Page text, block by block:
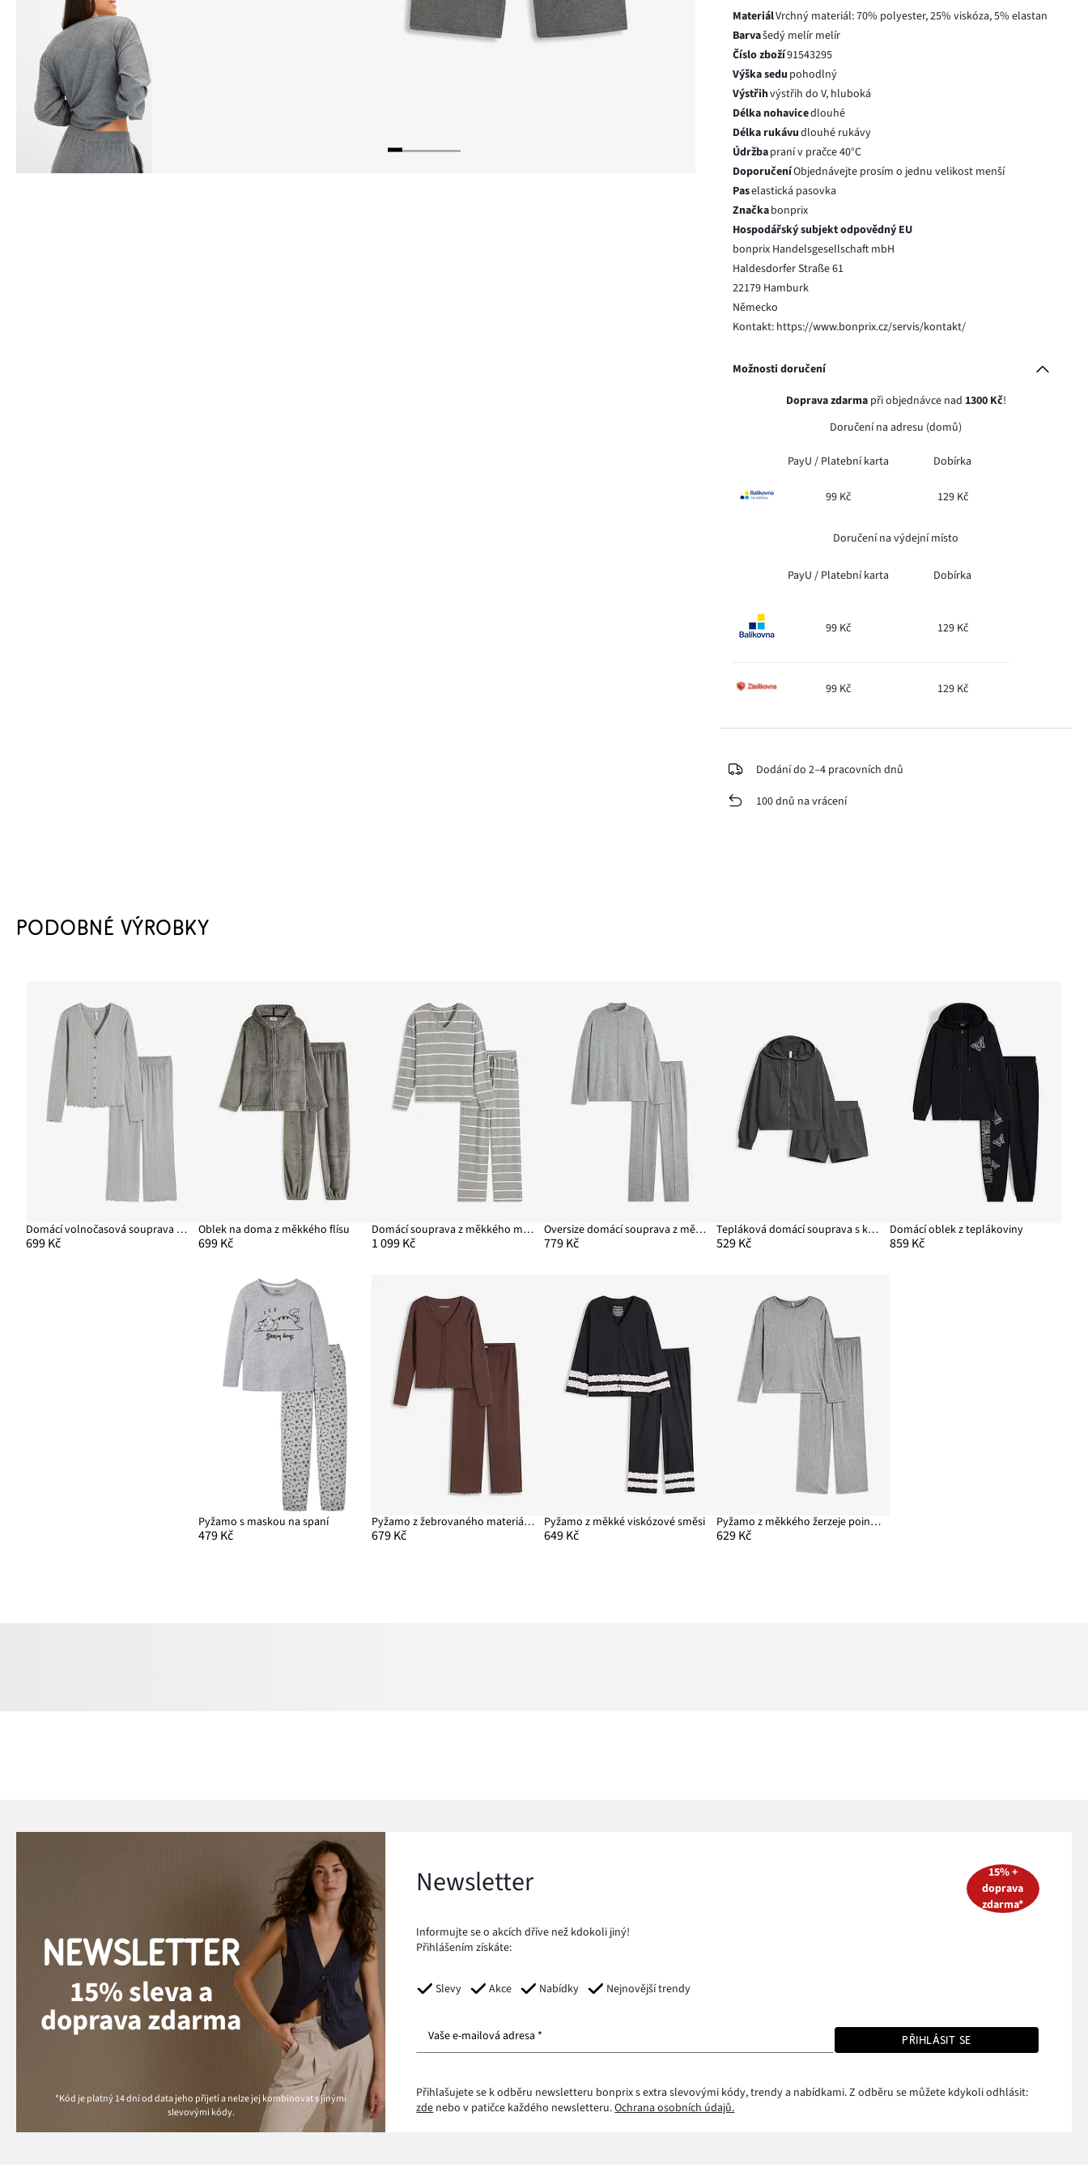
MateriálVrchný materiál: 70% polyester, 25% viskóza, 5% elastan
Barvašedý melír melír
Číslo zboží91543295
Výška sedu pohodlný
Výstřihvýstřih do V, hluboká
Délka nohavicedlouhé
Délka rukávudlouhé rukávy
Údržbapraní v pračce 40°C
DoporučeníObjednávejte prosím o jednu velikost menší
Paselastická pasovka
Značkabonprix
Hospodářský subjekt odpovědný EU
bonprix Handelsgesellschaft mbH
Haldesdorfer Straße 61
22179 Hamburk
Německo
Kontakt: https://www.bonprix.cz/servis/kontakt/
Možnosti doručení
Doprava zdarmapři objednávce nad 1300 Kč!
Doručení na adresu (domů)
PayU / Platební karta Dobírka
99 Kč 129 Kč
Doručení na výdejní místo
PayU / Platební karta Dobírka
99 Kč 129 Kč
99 Kč 129 Kč
Dodání do 2–4 pracovních dnů
100 dnů na vrácení
PODOBNÉ VÝROBKY
Domácí volnočasová souprava z měkkého dírkovaného žerzeje
699 Kč
Oblek na doma z měkkého flísu
699 Kč
Domácí souprava z měkkého materiálu, oversize
1 099 Kč
Oversize domácí souprava z měkkého materiálu
779 Kč
Tepláková domácí souprava s krátkými šortkami
529 Kč
Domácí oblek z teplákoviny
859 Kč
Pyžamo s maskou na spaní
479 Kč
Pyžamo z žebrovaného materiálu, s knoflíkovou lištou
679 Kč
Pyžamo z měkké viskózové směsi
649 Kč
Pyžamo z měkkého žerzeje pointelle
629 Kč
NEWSLETTER
15% sleva a
doprava zdarma
*Kód je platný 14 dní od data jeho přijetí a nelze jej kombinovat s jinými
slevovými kódy.
Newsletter
Informujte se o akcích dříve než kdokoli jiný!
Přihlášením získáte:
Slevy Akce Nabídky Nejnovější trendy
15% +
doprava
zdarma*
Vaše e-mailová adresa * PŘIHLÁSIT SE
Přihlašujete se k odběru newsletteru bonprix s extra slevovými kódy, trendy a nabídkami. Z odběru se můžete kdykoli odhlásit:
zdenebo v patičce každého newsletteru.Ochrana osobních údajů.